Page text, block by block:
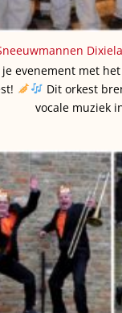
je evenement met
Dit orkest
vocale muziek